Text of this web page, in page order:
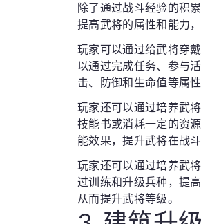
除了通过战斗经验的积
提高武将的属性和能力
玩家可以通过给武将穿
以通过完成任务、参与
击、防御和生命值等属
玩家还可以通过培养武
技能书或消耗一定的资
能效果，提升武将在战斗
玩家还可以通过培养武
过训练和升级兵种，提
从而提升武将等级。